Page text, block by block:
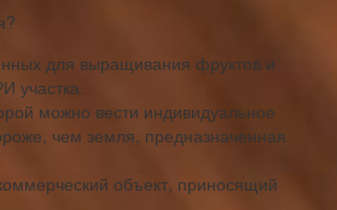
для выращивания фруктов и
участка.
можно вести индивидуальное
чем земля, предназначенная
объект, приносящий